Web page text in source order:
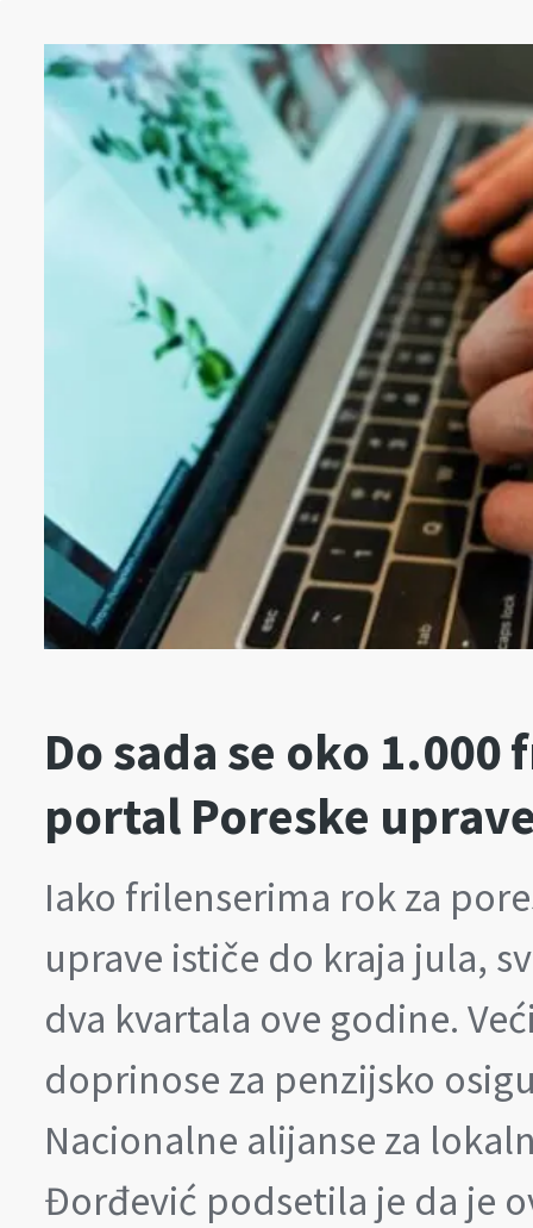
Do sada se oko
portal Poreske
Iako frilenserima rok za
uprave ističe do kraja jula,
dva kvartala ove godine.
doprinose za penzijsko
Nacionalne alijanse za
Đorđević podsetila je da je